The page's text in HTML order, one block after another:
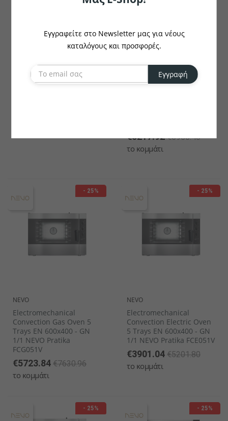
SAMSUNG NEVO
€5217.92€6956.40
το κομμάτι
NEVO
Electromechanical
Convection Gas Oven 5
Trays EN 600x400 - GN
1/1 NEVO Pratika
FCG051V
€5723.84 €7630.96
το κομμάτι
- 25%
NEVO
Electromechanical
Convection Electric Oven
5 Trays EN 600x400 - GN
1/1 NEVO Pratika FCE051V
€3901.04 €5201.80
το κομμάτι
- 25%
- 25% - 25%
Εγγραφείτε στο Newsletter μας για νέους
καταλόγους και προσφορές.
Εγγραφή